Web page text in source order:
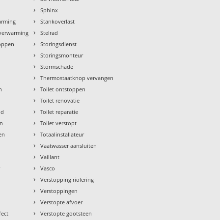
› Sphinx
› Stankoverlast
› Stelrad
› Storingsdienst
› Storingsmonteur
› Stormschade
› Thermostaatknop vervangen
› Toilet ontstoppen
› Toilet renovatie
› Toilet reparatie
› Toilet verstopt
› Totaalinstallateur
› Vaatwasser aansluiten
› Vaillant
› Vasco
› Verstopping riolering
› Verstoppingen
› Verstopte afvoer
› Verstopte gootsteen